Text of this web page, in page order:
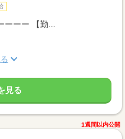
ーー 【勤...
見る
1週間以内公開